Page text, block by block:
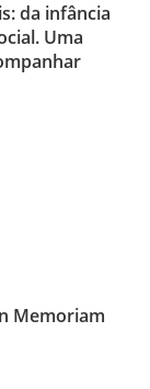
da infância
Uma
Memoriam